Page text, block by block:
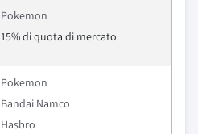
Pokemon
15% di quota di mercato
Pokemon
Bandai Namco
Hasbro